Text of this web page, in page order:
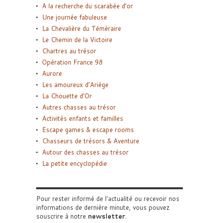
A la recherche du scarabée d’or
Une journée fabuleuse
La Chevalière du Téméraire
Le Chemin de la Victoire
Chartres au trésor
Opération France 98
Aurore
Les amoureux d’Ariège
La Chouette d’Or
Autres chasses au trésor
Activités enfants et familles
Escape games & escape rooms
Chasseurs de trésors & Aventure
Autour des chasses au trésor
La petite encyclopédie
Pour rester informé de l'actualité ou recevoir nos
informations de dernière minute, vous pouvez
souscrire à notre newsletter.